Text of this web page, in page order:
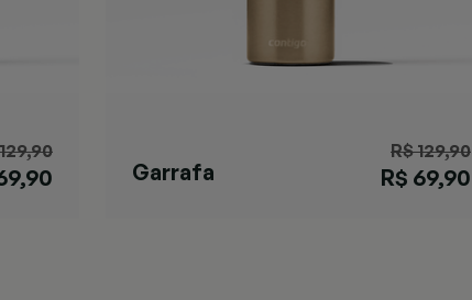
Garrafa
R$ 129,90
R$ 69,90